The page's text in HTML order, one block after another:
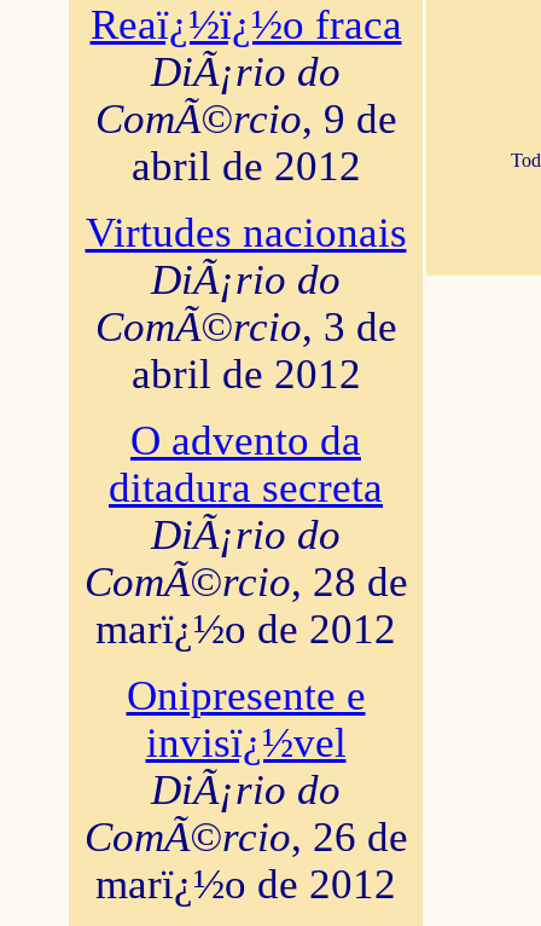
Reaï¿½ï¿½o fraca
DiÃ¡rio do
ComÃ©rcio, 9 de
abril de 2012
Virtudes nacionais
DiÃ¡rio do
ComÃ©rcio, 3 de
abril de 2012
O advento da
ditadura secreta
DiÃ¡rio do
ComÃ©rcio, 28 de
marï¿½o de 2012
Onipresente e
invisï¿½vel
DiÃ¡rio do
ComÃ©rcio, 26 de
marï¿½o de 2012